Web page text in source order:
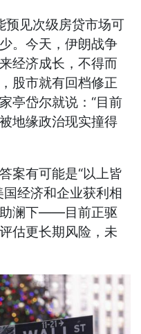
见次级房贷市场可
。今天，伊朗战争
经济成长，不得而
股市就有回档修正
亭岱尔就说：“目前
地缘政治现实撞得
案有可能是“以上皆
经济和企业获利相
澜下——目前正驱
估更长期风险，未